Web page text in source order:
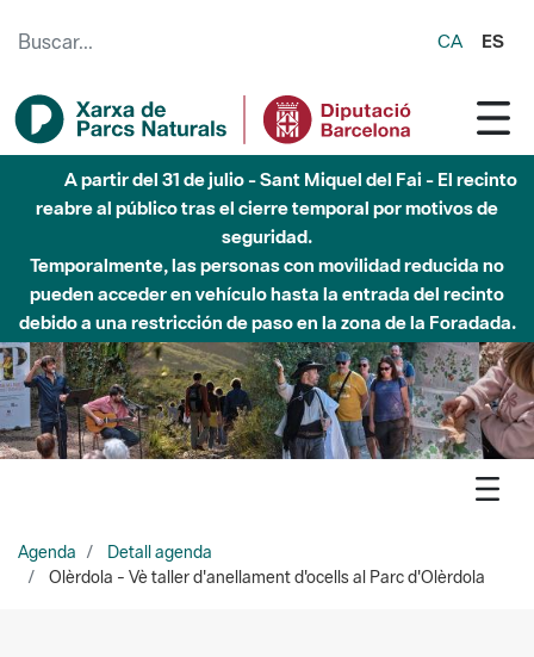
CA ES
Hasta diciembre de 2026 - Parque Fluvial Besós -
Afectaciones en el cauce del Parque Fluvial del Besòs debido
a obras de construcción de una pasarela sobre el río
Agenda
Detall agenda
Olèrdola - Vè taller d'anellament d'ocells al Parc d'Olèrdola